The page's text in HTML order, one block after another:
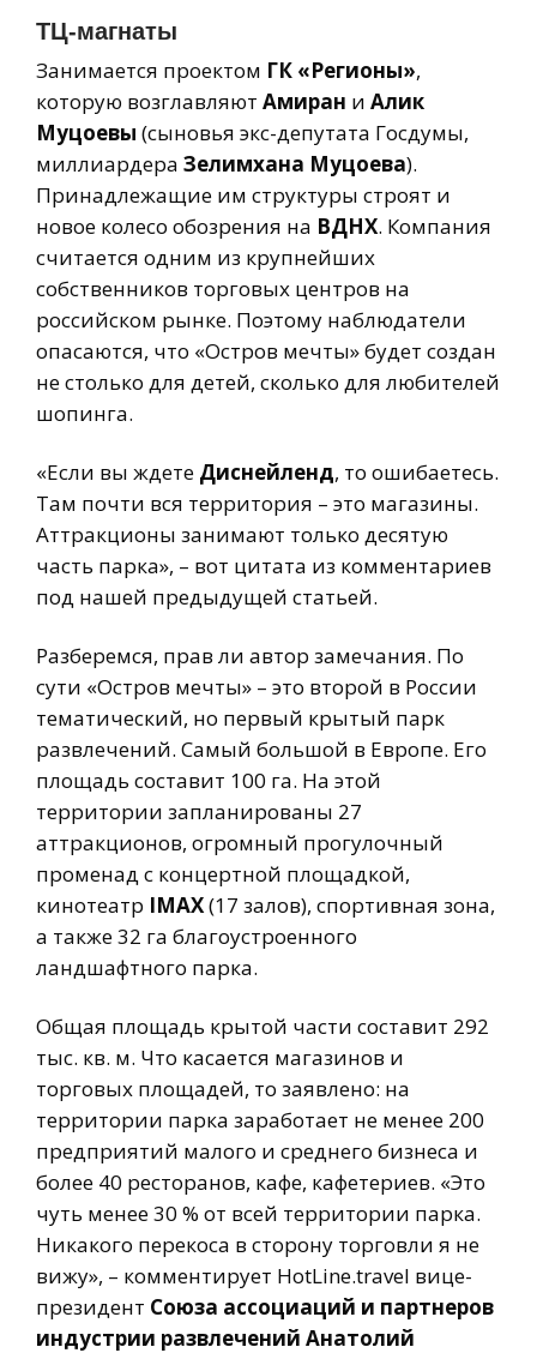
ТЦ-магнаты
Занимается проектом ГК «Регионы»,
которую возглавляют Амиран и Алик
Муцоевы (сыновья экс-депутата Госдумы,
миллиардера Зелимхана Муцоева).
Принадлежащие им структуры строят и
новое колесо обозрения на ВДНХ. Компания
считается одним из крупнейших
собственников торговых центров на
российском рынке. Поэтому наблюдатели
опасаются, что «Остров мечты» будет создан
не столько для детей, сколько для любителей
шопинга.
«Если вы ждете Диснейленд, то ошибаетесь.
Там почти вся территория – это магазины.
Аттракционы занимают только десятую
часть парка», – вот цитата из комментариев
под нашей предыдущей статьей.
Разберемся, прав ли автор замечания. По
сути «Остров мечты» – это второй в России
тематический, но первый крытый парк
развлечений. Самый большой в Европе. Его
площадь составит 100 га. На этой
территории запланированы 27
аттракционов, огромный прогулочный
променад с концертной площадкой,
кинотеатр IMAX(17 залов), спортивная зона,
а также 32 га благоустроенного
ландшафтного парка.
Общая площадь крытой части составит 292
тыс. кв. м. Что касается магазинов и
торговых площадей, то заявлено: на
территории парка заработает не менее 200
предприятий малого и среднего бизнеса и
более 40 ресторанов, кафе, кафетериев. «Это
чуть менее 30 % от всей территории парка.
Никакого перекоса в сторону торговли я не
вижу», – комментирует HotLine.travel вице-
президент Союза ассоциаций и партнеров
индустрии развлечений Анатолий